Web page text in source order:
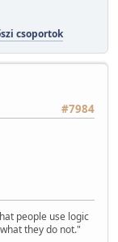
csoportok
#7984
people use logic
they do not."